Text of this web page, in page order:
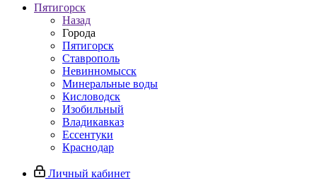
Пятигорск
Назад
Города
Пятигорск
Ставрополь
Невинномысск
Минеральные воды
Кисловодск
Изобильный
Владикавказ
Ессентуки
Краснодар
Личный кабинет